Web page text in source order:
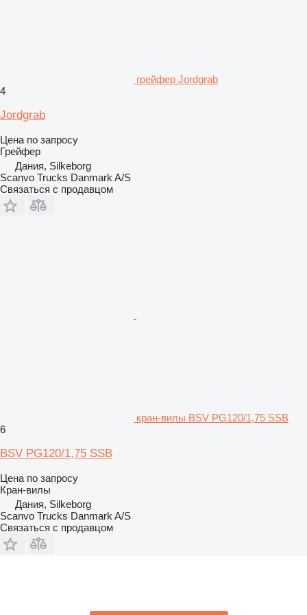
грейфер Jordgrab
4
Jordgrab
Цена по запросу
Грейфер
Дания, Silkeborg
Scanvo Trucks Danmark A/S
Связаться с продавцом
кран-вилы BSV PG120/1,75 SSB
6
BSV PG120/1,75 SSB
Цена по запросу
Кран-вилы
Дания, Silkeborg
Scanvo Trucks Danmark A/S
Связаться с продавцом